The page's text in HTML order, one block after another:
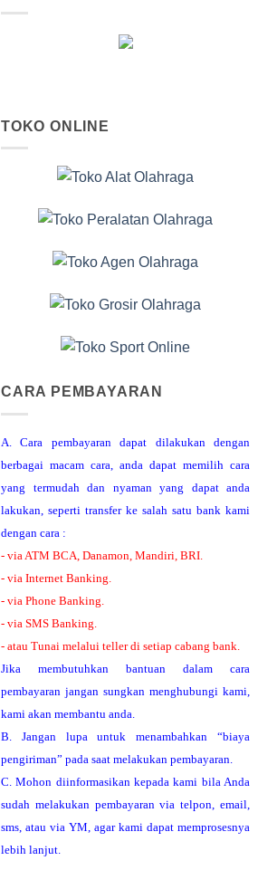
TOKO ONLINE
CARA PEMBAYARAN
A. Cara pembayaran dapat dilakukan dengan
berbagai macam cara, anda dapat memilih cara
yang termudah dan nyaman yang dapat anda
lakukan, seperti transfer ke salah satu bank kami
dengan cara :
- via ATM BCA, Danamon, Mandiri, BRI.
- via Internet Banking.
- via Phone Banking.
- via SMS Banking.
- atau Tunai melalui teller di setiap cabang bank.
Jika membutuhkan bantuan dalam cara
pembayaran jangan sungkan menghubungi kami,
kami akan membantu anda.
B. Jangan lupa untuk menambahkan “biaya
pengiriman” pada saat melakukan pembayaran.
C. Mohon diinformasikan kepada kami bila Anda
sudah melakukan pembayaran via telpon, email,
sms, atau via YM, agar kami dapat memprosesnya
lebih lanjut.